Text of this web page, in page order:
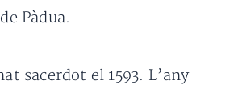
Pàdua.
sacerdot el 1593. L’any